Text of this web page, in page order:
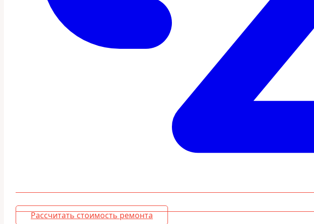
Рассчитать стоимость ремонта